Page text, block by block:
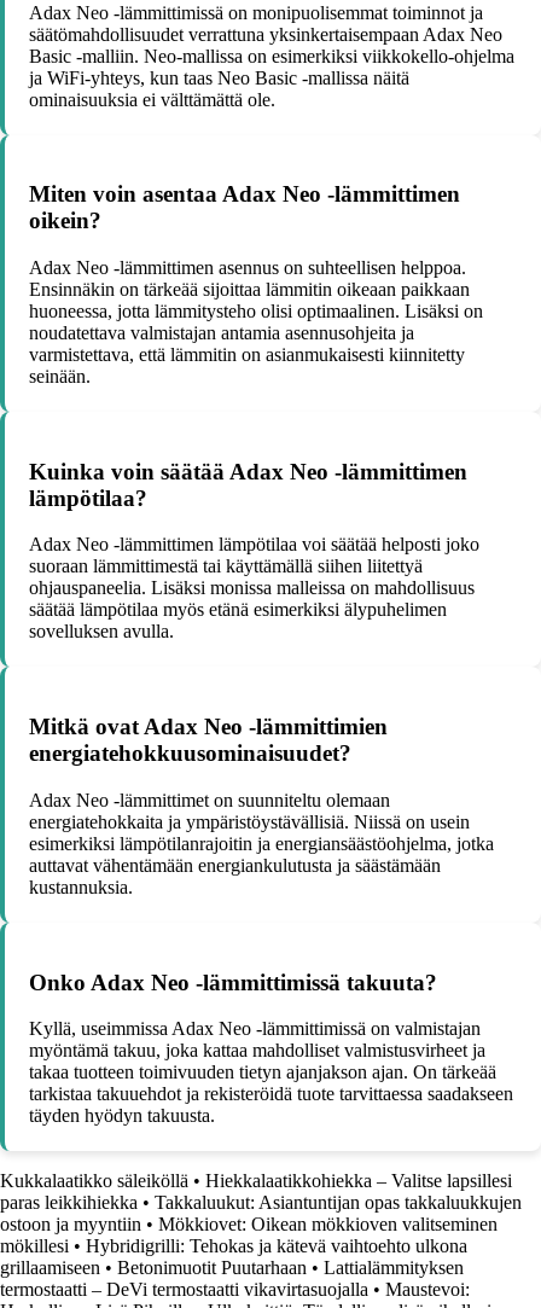
Adax Neo -lämmittimissä on monipuolisemmat toiminnot ja
säätömahdollisuudet verrattuna yksinkertaisempaan Adax Neo
Basic -malliin. Neo-mallissa on esimerkiksi viikkokello-ohjelma
ja WiFi-yhteys, kun taas Neo Basic -mallissa näitä
ominaisuuksia ei välttämättä ole.
Miten voin asentaa Adax Neo -lämmittimen
oikein?
Adax Neo -lämmittimen asennus on suhteellisen helppoa.
Ensinnäkin on tärkeää sijoittaa lämmitin oikeaan paikkaan
huoneessa, jotta lämmitysteho olisi optimaalinen. Lisäksi on
noudatettava valmistajan antamia asennusohjeita ja
varmistettava, että lämmitin on asianmukaisesti kiinnitetty
seinään.
Kuinka voin säätää Adax Neo -lämmittimen
lämpötilaa?
Adax Neo -lämmittimen lämpötilaa voi säätää helposti joko
suoraan lämmittimestä tai käyttämällä siihen liitettyä
ohjauspaneelia. Lisäksi monissa malleissa on mahdollisuus
säätää lämpötilaa myös etänä esimerkiksi älypuhelimen
sovelluksen avulla.
Mitkä ovat Adax Neo -lämmittimien
energiatehokkuusominaisuudet?
Adax Neo -lämmittimet on suunniteltu olemaan
energiatehokkaita ja ympäristöystävällisiä. Niissä on usein
esimerkiksi lämpötilanrajoitin ja energiansäästöohjelma, jotka
auttavat vähentämään energiankulutusta ja säästämään
kustannuksia.
Onko Adax Neo -lämmittimissä takuuta?
Kyllä, useimmissa Adax Neo -lämmittimissä on valmistajan
myöntämä takuu, joka kattaa mahdolliset valmistusvirheet ja
takaa tuotteen toimivuuden tietyn ajanjakson ajan. On tärkeää
tarkistaa takuuehdot ja rekisteröidä tuote tarvittaessa saadakseen
täyden hyödyn takuusta.
Kukkalaatikko säleiköllä • Hiekkalaatikkohiekka – Valitse lapsillesi
paras leikkihiekka • Takkaluukut: Asiantuntijan opas takkaluukkujen
ostoon ja myyntiin • Mökkiovet: Oikean mökkioven valitseminen
mökillesi • Hybridigrilli: Tehokas ja kätevä vaihtoehto ulkona
grillaamiseen • Betonimuotit Puutarhaan • Lattialämmityksen
termostaatti – DeVi termostaatti vikavirtasuojalla • Maustevoi: